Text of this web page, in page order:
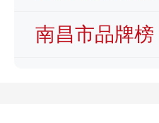
南昌市品牌榜